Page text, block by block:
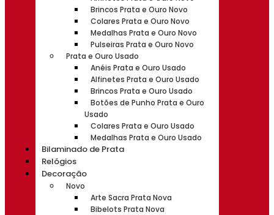
Brincos Prata e Ouro Novo
Colares Prata e Ouro Novo
Medalhas Prata e Ouro Novo
Pulseiras Prata e Ouro Novo
Prata e Ouro Usado
Anéis Prata e Ouro Usado
Alfinetes Prata e Ouro Usado
Brincos Prata e Ouro Usado
Botões de Punho Prata e Ouro
Usado
Colares Prata e Ouro Usado
Medalhas Prata e Ouro Usado
Bilaminado de Prata
Relógios
Decoração
Novo
Arte Sacra Prata Nova
Bibelots Prata Nova